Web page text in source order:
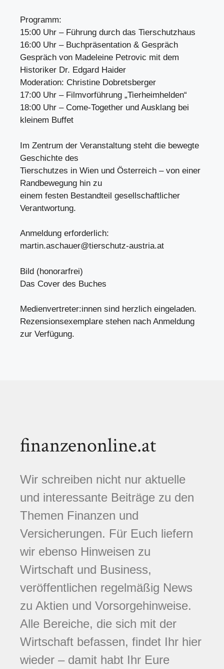
Programm:
15:00 Uhr – Führung durch das Tierschutzhaus
16:00 Uhr – Buchpräsentation & Gespräch
Gespräch von Madeleine Petrovic mit dem
Historiker Dr. Edgard Haider
Moderation: Christine Dobretsberger
17:00 Uhr – Filmvorführung „Tierheimhelden“
18:00 Uhr – Come-Together und Ausklang bei
kleinem Buffet
Im Zentrum der Veranstaltung steht die bewegte
Geschichte des
Tierschutzes in Wien und Österreich – von einer
Randbewegung hin zu
einem festen Bestandteil gesellschaftlicher
Verantwortung.
Anmeldung erforderlich:
martin.aschauer@tierschutz-austria.at
Bild (honorarfrei)
Das Cover des Buches
Medienvertreter:innen sind herzlich eingeladen.
Rezensionsexemplare stehen nach Anmeldung
zur Verfügung.
finanzenonline.at
Wir schreiben nicht nur aktuelle
und interessante Beiträge zu den
Themen Finanzen und
Versicherungen. Für Euch liefern
wir ebenso Hinweisen zu
Wirtschaft und Business,
veröffentlichen regelmäßig News
zu Aktien und Vorsorgehinweise.
Alle Bereiche, die sich mit der
Wirtschaft befassen, findet Ihr hier
wieder – damit habt Ihr Eure